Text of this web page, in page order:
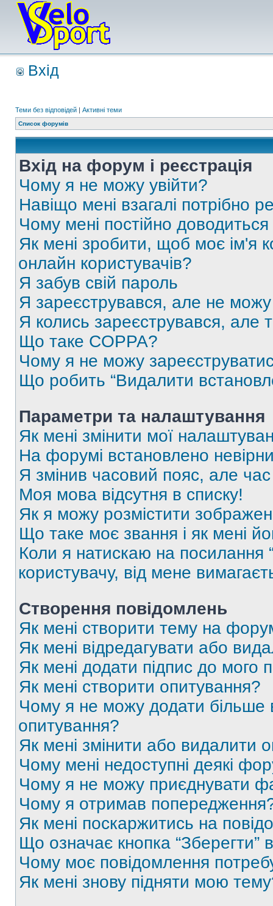
Вхід
Теми без відповідей | Активні теми
Список форумів
Вхід на форум і реєстрація
Чому я не можу увійти?
Навіщо мені взагалі потрібно
Чому мені постійно
Як мені зробити, щоб моє ім'я
онлайн користувачів?
Я забув свій пароль
Я зареєструвався, але не
Я колись зареєструвався,
Що таке COPPA?
Чому я не можу
Що робить “Видалити
Параметри та налаштування
Як мені змінити мої
На форумі встановлено
Я змінив часовий пояс, але
Моя мова відсутня в списку!
Як я можу розмістити
Що таке моє звання і як мені
Коли я натискаю на посилання
користувачу, від мене
Створення повідомлень
Як мені створити тему на
Як мені відредагувати або
Як мені додати підпис до мого
Як мені створити опитування?
Чому я не можу додати більше
опитування?
Як мені змінити або видалити
Чому мені недоступні деякі
Чому я не можу приєднувати
Чому я отримав
Як мені поскаржитись на
Що означає кнопка
Чому моє повідомлення
Як мені знову підняти мою